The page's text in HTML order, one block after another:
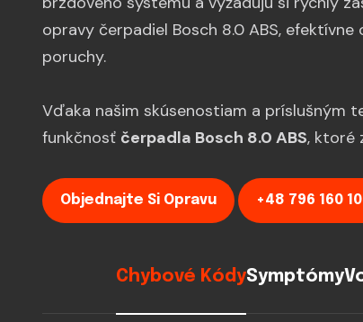
opravy čerpadiel Bosch 8.0 ABS,
poruchy.
Vďaka našim skúsenostiam a príslušným
funkčnosť čerpadla Bosch 8.0 ABS, ktoré
Objednajte Si Opravu +48 796 160
Chybové KódySymptómy